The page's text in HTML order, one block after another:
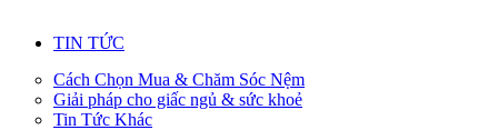
TIN TỨC
Cách Chọn Mua & Chăm Sóc Nệm
Giải pháp cho giấc ngủ & sức khoẻ
Tin Tức Khác